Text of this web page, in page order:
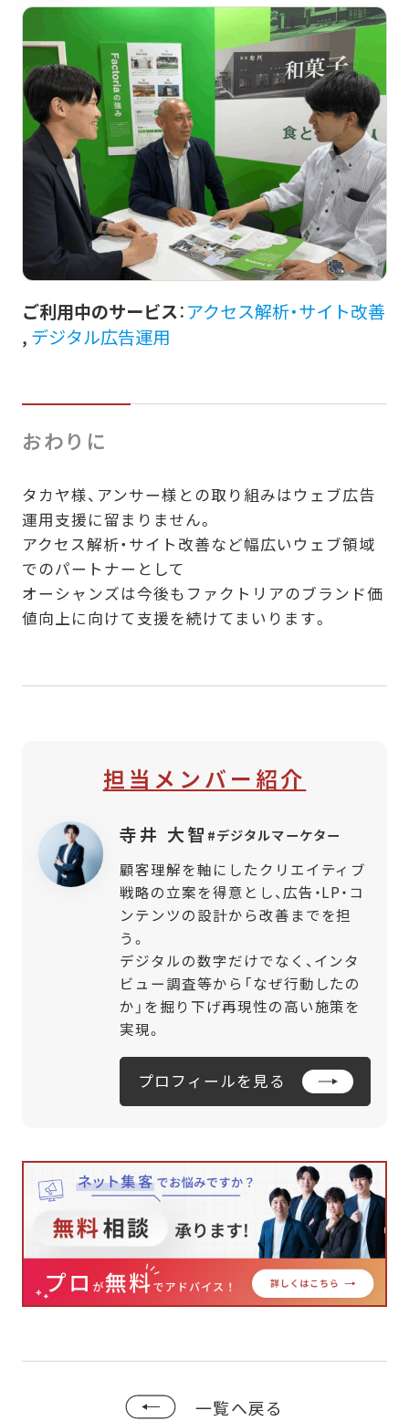
ご利用中のサービス：アクセス解析・サイト改善
, デジタル広告運用
おわりに
タカヤ様、アンサー様との取り組みはウェブ広告
運用支援に留まりません。
アクセス解析・サイト改善など幅広いウェブ領域
でのパートナーとして
オーシャンズは今後もファクトリアのブランド価
値向上に向けて支援を続けてまいります。
担当メンバー紹介
寺井 大智 #デジタルマーケター
顧客理解を軸にしたクリエイティブ
戦略の立案を得意とし、広告・LP・コ
ンテンツの設計から改善までを担
う。
デジタルの数字だけでなく、インタ
ビュー調査等から「なぜ行動したの
か」を掘り下げ再現性の高い施策を
実現。
プロフィールを見る
一覧へ戻る